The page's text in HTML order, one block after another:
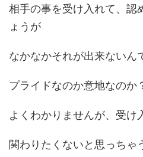
相手の事を受け入れて、認
ょうが
なかなかそれが出来ないん
プライドなのか意地なのか
よくわかりませんが、受け
関わりたくないと思っちゃ